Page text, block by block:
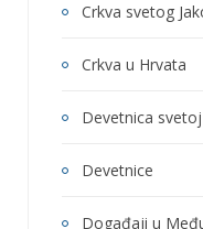
Crkva svetog
Crkva u Hrvata
Devetnica
Devetnice
Događaji u